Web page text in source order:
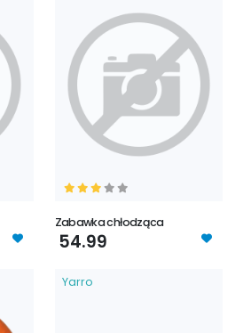
Zabawka chłodząca
54.99
Yarro